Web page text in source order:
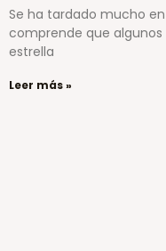
Se ha tardado mucho
comprende que algunos
estrella
Leer más »